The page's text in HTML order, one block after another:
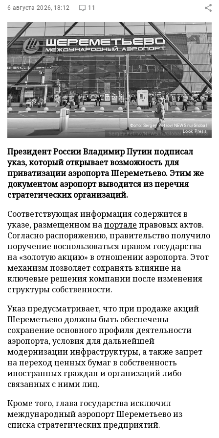
6 августа 2026, 18:12 11
Фото: Sergey Petrov/NEWS.ru/Global
Look Press
Президент России Владимир Путин подписал
указ, который открывает возможность для
приватизации аэропорта Шереметьево. Этим же
документом аэропорт выводится из перечня
стратегических организаций.
Соответствующая информация содержится в
указе, размещенном напортале правовых актов.
Согласно распоряжению, правительство получило
поручение воспользоваться правом государства
на «золотую акцию» в отношении аэропорта. Этот
механизм позволяет сохранять влияние на
ключевые решения компании после изменения
структуры собственности.
Указ предусматривает, что при продаже акций
Шереметьево должны быть обеспечены
сохранение основного профиля деятельности
аэропорта, условия для дальнейшей
модернизации инфраструктуры, а также запрет
на переход ценных бумаг в собственность
иностранных граждан и организаций либо
связанных с ними лиц.
Кроме того, глава государства исключил
международный аэропорт Шереметьево из
списка стратегических предприятий.